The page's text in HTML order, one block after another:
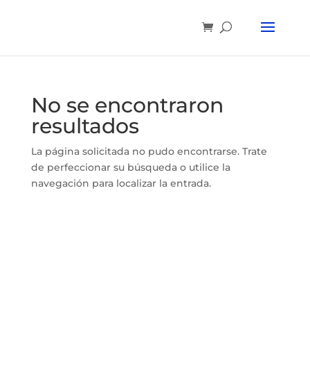
No se encontraron
resultados
La página solicitada no pudo encontrarse. Trate
de perfeccionar su búsqueda o utilice la
navegación para localizar la entrada.